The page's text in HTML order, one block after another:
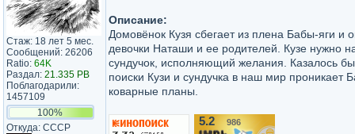
Стаж: 18 лет 5 мес.
Сообщений: 26206
Ratio: 64K
Раздал: 21.335 PB
Поблагодарили:
1457109
100%
Откуда: СССР
Описание:
Домовёнок Кузя сбегает из плена Бабы-яги и
девочки Наташи и ее родителей. Кузе нужно
сундучок, исполняющий желания. Казалось
поиски Кузи и сундучка в наш мир проникает
коварные планы.
5.2 986